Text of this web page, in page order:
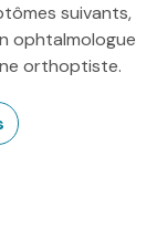
suivants,
ophtalmologue
orthoptiste.